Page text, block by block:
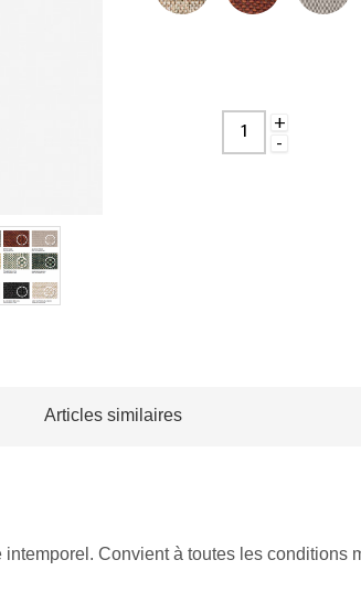
+
-
Articles similaires
Convient à toutes les conditions